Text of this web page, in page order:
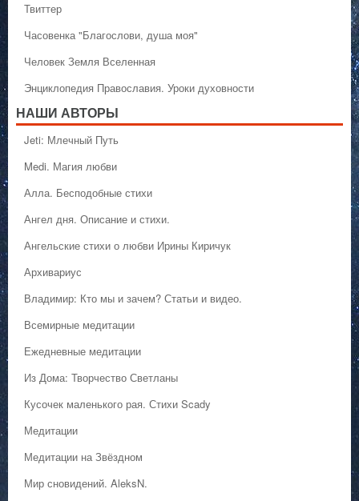
Твиттер
Часовенка "Благослови, душа моя"
Человек Земля Вселенная
Энциклопедия Православия. Уроки духовности
НАШИ АВТОРЫ
Jeti: Млечный Путь
Medi. Магия любви
Алла. Бесподобные стихи
Ангел дня. Описание и стихи.
Ангельские стихи о любви Ирины Киричук
Архивариус
Владимир: Кто мы и зачем? Статьи и видео.
Всемирные медитации
Ежедневные медитации
Из Дома: Творчество Светланы
Кусочек маленького рая. Стихи Scady
Медитации
Медитации на Звёздном
Мир сновидений. AleksN.